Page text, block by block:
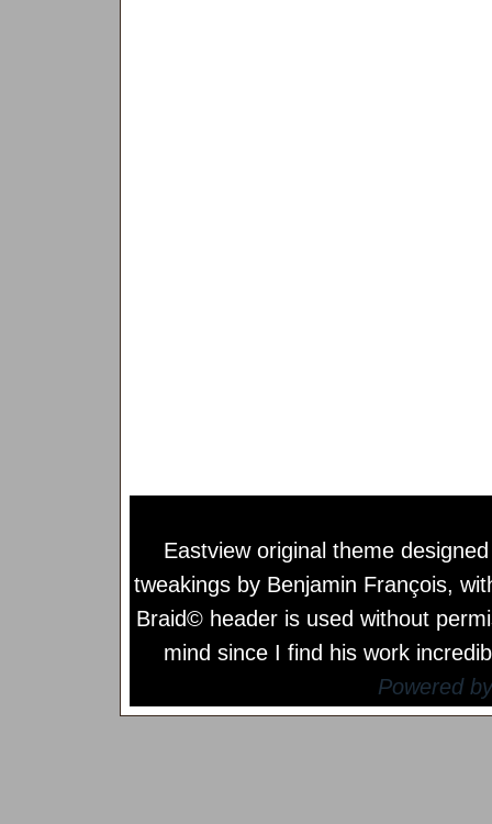
Eastview original theme
tweakings by Benjamin François,
Braid© header is used without
mind since I find his work
Powered